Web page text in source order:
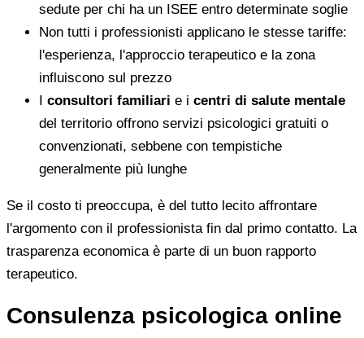
sedute per chi ha un ISEE entro determinate soglie
Non tutti i professionisti applicano le stesse tariffe:
l'esperienza, l'approccio terapeutico e la zona
influiscono sul prezzo
I consultori familiari e i centri di salute mentale
del territorio offrono servizi psicologici gratuiti o
convenzionati, sebbene con tempistiche
generalmente più lunghe
Se il costo ti preoccupa, è del tutto lecito affrontare
l'argomento con il professionista fin dal primo contatto. La
trasparenza economica è parte di un buon rapporto
terapeutico.
Consulenza psicologica online